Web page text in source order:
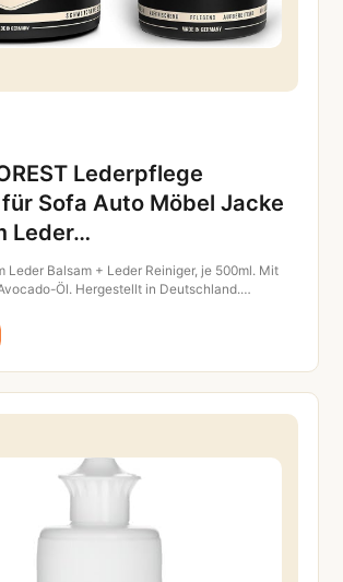
Lederpflege
für Sofa Auto Möbel Jacke
Leder…
Leder Balsam + Leder Reiniger, je 500ml. Mit
Öl. Hergestellt in Deutschland.…